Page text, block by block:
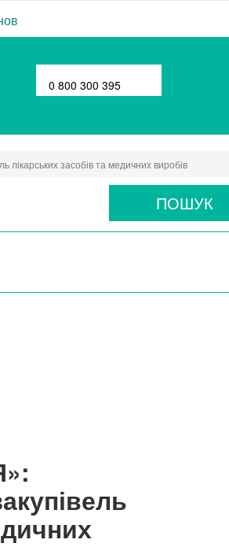
0 800 300 395
засобів та медичних виробів
ПОШУК